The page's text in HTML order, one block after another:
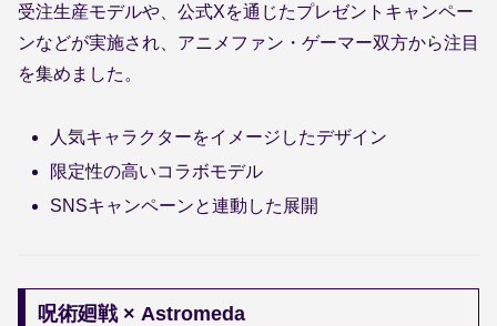
受注生産モデルや、公式Xを通じたプレゼントキャンペー
ンなどが実施され、アニメファン・ゲーマー双方から注目
を集めました。
人気キャラクターをイメージしたデザイン
限定性の高いコラボモデル
SNSキャンペーンと連動した展開
呪術廻戦 × Astromeda